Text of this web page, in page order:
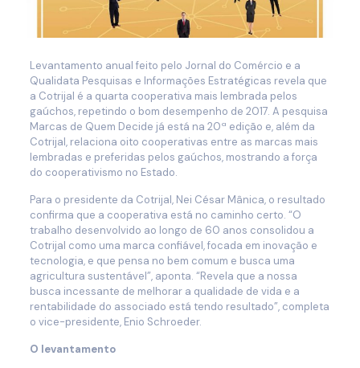
Levantamento anual feito pelo Jornal do Comércio e a
Qualidata Pesquisas e Informações Estratégicas revela que
a Cotrijal é a quarta cooperativa mais lembrada pelos
gaúchos, repetindo o bom desempenho de 2017. A pesquisa
Marcas de Quem Decide já está na 20ª edição e, além da
Cotrijal, relaciona oito cooperativas entre as marcas mais
lembradas e preferidas pelos gaúchos, mostrando a força
do cooperativismo no Estado.
Para o presidente da Cotrijal, Nei César Mânica, o resultado
confirma que a cooperativa está no caminho certo. “O
trabalho desenvolvido ao longo de 60 anos consolidou a
Cotrijal como uma marca confiável, focada em inovação e
tecnologia, e que pensa no bem comum e busca uma
agricultura sustentável”, aponta. “Revela que a nossa
busca incessante de melhorar a qualidade de vida e a
rentabilidade do associado está tendo resultado”, completa
o vice-presidente, Enio Schroeder.
O levantamento